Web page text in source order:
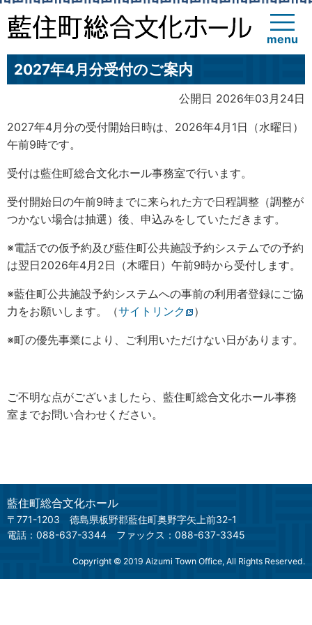
menu
2027年4月分受付のご案内
公開日 2026年03月24日
2027年4月分の受付開始日時は、2026年4月1日（水曜日）
午前9時です。
受付は藍住町総合文化ホール事務室で行います。
受付開始日の午前9時までに来られた方で日程調整（調整が
つかない場合は抽選）後、申込みをしていただきます。
※電話での仮予約及び藍住町公共施設予約システムでの予約
は翌日2026年4月2日（木曜日）午前9時から受付します。
※藍住町公共施設予約システムへの事前の利用者登録にご協
力をお願いします。（サイトリンク ）
※町の優先事業により、ご利用いただけない日があります。
ご不明な点がございましたら、藍住町総合文化ホール事務
室までお問い合わせください。
藍住町総合文化ホール
〒771-1203
徳島県板野郡藍住町奥野字矢上前32-1
電話：088-637-3344
ファックス：088-637-3345
Copyright © 2019 Aizumi Town Office, All Rights Reserved.